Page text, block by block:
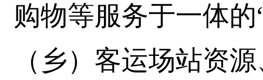
购物等服务于一体
（乡）客运场站资